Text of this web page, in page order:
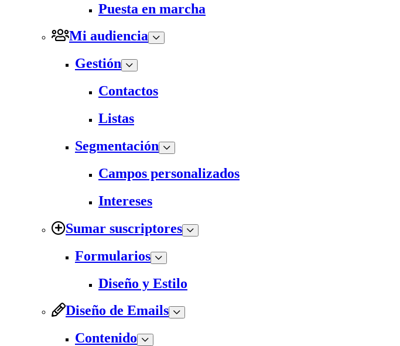
Puesta en marcha
Mi audiencia
Gestión
Contactos
Listas
Segmentación
Campos personalizados
Intereses
Sumar suscriptores
Formularios
Diseño y Estilo
Diseño de Emails
Contenido